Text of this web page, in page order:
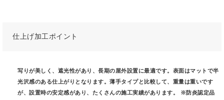
仕上げ加工ポイント
写りが美しく、遮光性があり、長期の屋外設置に最適です。表面はマットで半
光沢感のある仕上がりとなります。薄手タイプと比較して、重量は重いです
が、設置時の安定感があり、たくさんの施工実績があります。 ※防炎認定品